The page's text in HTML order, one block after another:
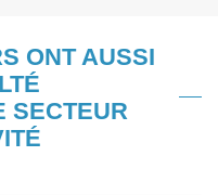
ONT AUSSI
SECTEUR